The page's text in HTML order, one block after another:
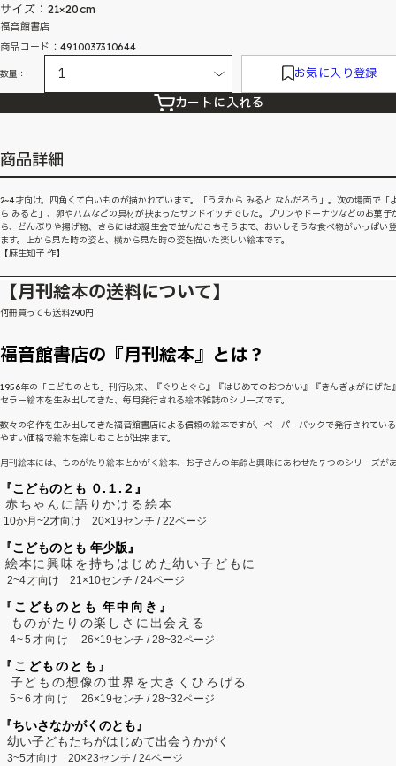
サイズ：21×20cm
福音館書店
商品コード：4910037310644
数量： お気に入り登録
カートに入れる
商品詳細
2~4才向け。四角くて白いものが描かれています。「うえから みると なんだろう」。次の場面で「
ら みると」、卵やハムなどの具材が挟まったサンドイッチでした。プリンやドーナツなどのお菓子
ら、どんぶりや揚げ物、さらにはお誕生会で並んだごちそうまで、おいしそうな食べ物がいっぱい
ます。上から見た時の姿と、横から見た時の姿を描いた楽しい絵本です。
【麻生知子 作】
【月刊絵本の送料について】
何冊買っても送料290円
福音館書店の『月刊絵本』とは？
1956年の「こどものとも」刊行以来、『ぐりとぐら』『はじめてのおつかい』『きんぎょがにげた
セラー絵本を生み出してきた、毎月発行される絵本雑誌のシリーズです。
数々の名作を生み出してきた福音館書店による信頼の絵本ですが、ペーパーバックで発行されてい
やすい価格で絵本を楽しむことが出来ます。
月刊絵本には、ものがたり絵本とかがく絵本、お子さんの年齢と興味にあわせた７つのシリーズが
『こどものとも ０.１.２』
赤ちゃんに語りかける絵本
10か月~2才向け 20×19センチ / 22ページ
『こどものとも 年少版』
絵本に興味を持ちはじめた幼い子どもに
2~4 才向け 21×10センチ / 24ページ
『こどものとも 年中向き』
ものがたりの楽しさに出会える
4~5才向け26×19センチ / 28~32ページ
『こどものとも』
子どもの想像の世界を大きくひろげる
5~6才向け26×19センチ / 28~32ページ
『ちいさなかがくのとも』
幼い子どもたちがはじめて出会うかがく
3~5才向け 20×23センチ / 24ページ